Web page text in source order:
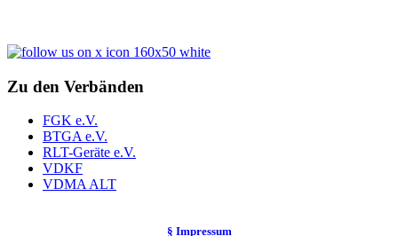
Zu den Verbänden
FGK e.V.
BTGA e.V.
RLT-Geräte e.V.
VDKF
VDMA ALT
§ Impressum